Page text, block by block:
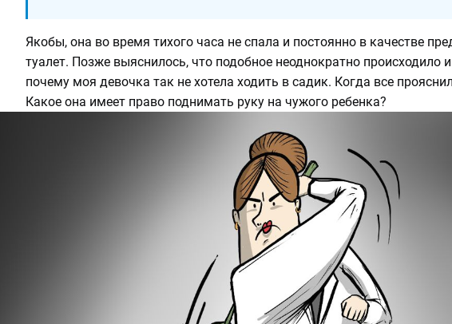
Якобы, она во время тихого часа не спала и постоянно в качестве
туалет. Позже выяснилось, что подобное неоднократно происходило
почему моя девочка так не хотела ходить в садик. Когда все
Какое она имеет право поднимать руку на чужого ребенка?